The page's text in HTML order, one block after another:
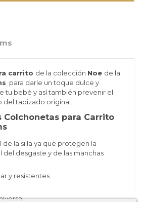
carrito de la colección Noe de la
para darle un toque dulce y
tu bebé y así también prevenir el
del tapizado original.
Colchonetas para Carrito
de la silla ya que protegen la
desgaste y de las manchas
y resistentes